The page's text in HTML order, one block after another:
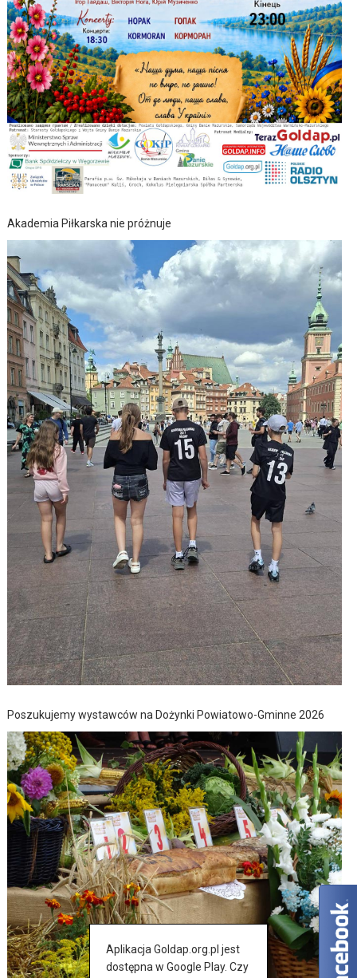
Akademia Piłkarska nie próżnuje
Poszukujemy wystawców na Dożynki Powiatowo-Gminne 2026
Aplikacja Goldap.org.pl jest
dostępna w Google Play. Czy